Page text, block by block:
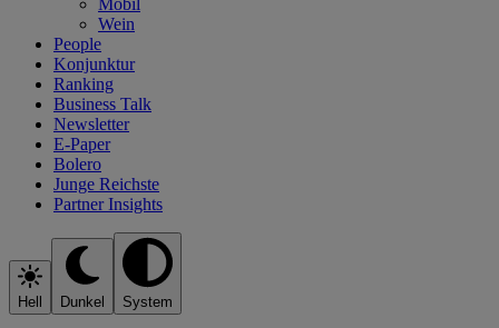
Wein
People
Konjunktur
Ranking
Business Talk
Newsletter
E-Paper
Bolero
Junge Reichste
Partner Insights
Hell Dunkel System